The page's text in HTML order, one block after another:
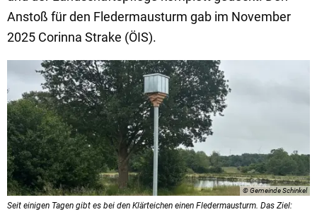
Anstoß für den Fledermausturm gab im November
2025 Corinna Strake (ÖIS).
© Gemeinde Schinkel
Seit einigen Tagen gibt es bei den Klärteichen einen Fledermausturm. Das Ziel: